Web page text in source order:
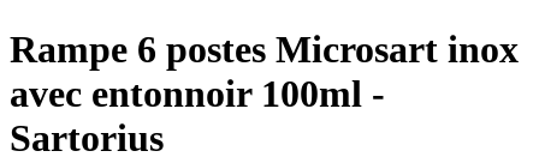
Rampe 6 postes Microsart inox
avec entonnoir 100ml -
Sartorius